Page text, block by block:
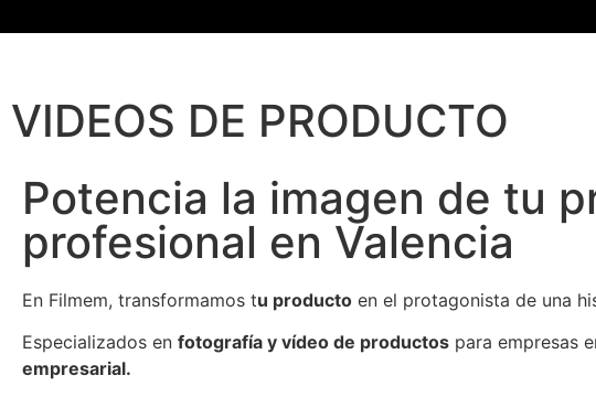
VIDEOS DE PRODUCTO
Potencia la imagen de tu
profesional en Valencia
En Filmem, transformamos tu producto en el protagonista de una
Especializados en fotografía y vídeo de productos para empresas
empresarial.